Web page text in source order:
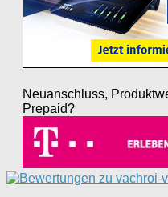
Neuanschluss,
Prepaid?